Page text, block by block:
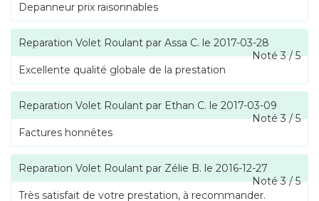
Depanneur prix raisonnables
Reparation Volet Roulant par Assa C. le 2017-03-28
Noté3/5
Excellente qualité globale de la prestation
Reparation Volet Roulant par Ethan C. le 2017-03-09
Noté3/5
Factures honnêtes
Reparation Volet Roulant par Zélie B. le 2016-12-27
Noté3/5
Très satisfait de votre prestation, à recommander.